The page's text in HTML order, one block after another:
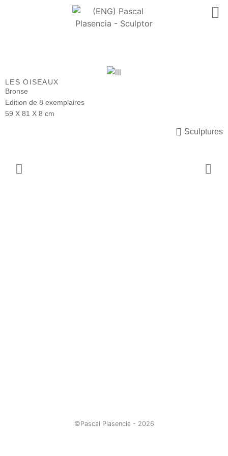
LES OISEAUX
Bronse
Edition de 8 exemplaires
59 X 81 X 8 cm
Sculptures
©Pascal Plasencia - 2026